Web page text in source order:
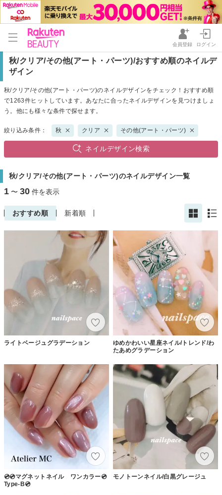
会員登録 ログイン
秋/クリア/その他(アート・パーツ)/おすすめ順のネイルデ
ザイン
秋/クリア/その他(アート・パーツ)のネイルデザインをチェック！おすすめ順
で1263件ヒットしています。あなたに合ったネイルデザインを見つけましょ
う。他にも様々な条件で探せます。
絞り込み条件： 秋 クリア その他(アート・パーツ)
ネイルデザイン検索
秋/クリア/その他(アート・パーツ)のネイルデザイン一覧
1 〜 30 件を表示
おすすめ順 新着順
ライトベージュグラデーション
ゆめかわいい星座ネイル/トレンド/わ
たあめグラデーション
💿💿マグネットネイル ワンカラー💿
Type-B💿
モノトーンネイル/白黒グレージュ